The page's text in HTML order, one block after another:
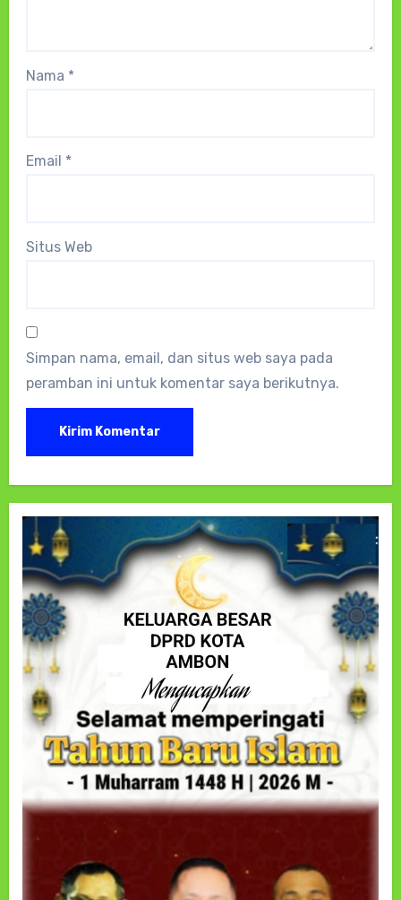
Nama *
Email *
Situs Web
Simpan nama, email, dan situs web saya pada
peramban ini untuk komentar saya berikutnya.